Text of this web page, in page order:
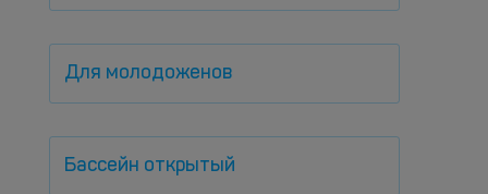
Для молодоженов
Бассейн открытый